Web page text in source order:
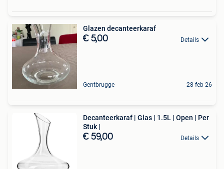
Glazen decanteerkaraf
€ 5,00 Details
Gentbrugge 28 feb 26
Decanteerkaraf | Glas | 1.5L | Open | Per
Stuk |
€ 59,00 Details